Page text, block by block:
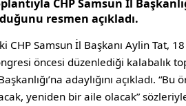
CHP Samsun İl
resmen açıkladı.
CHP Samsun İl Başkanı Aylin Tat,
öncesi düzenlediği kalabalık
adaylığını açıkladı.
yeniden bir aile olacak”